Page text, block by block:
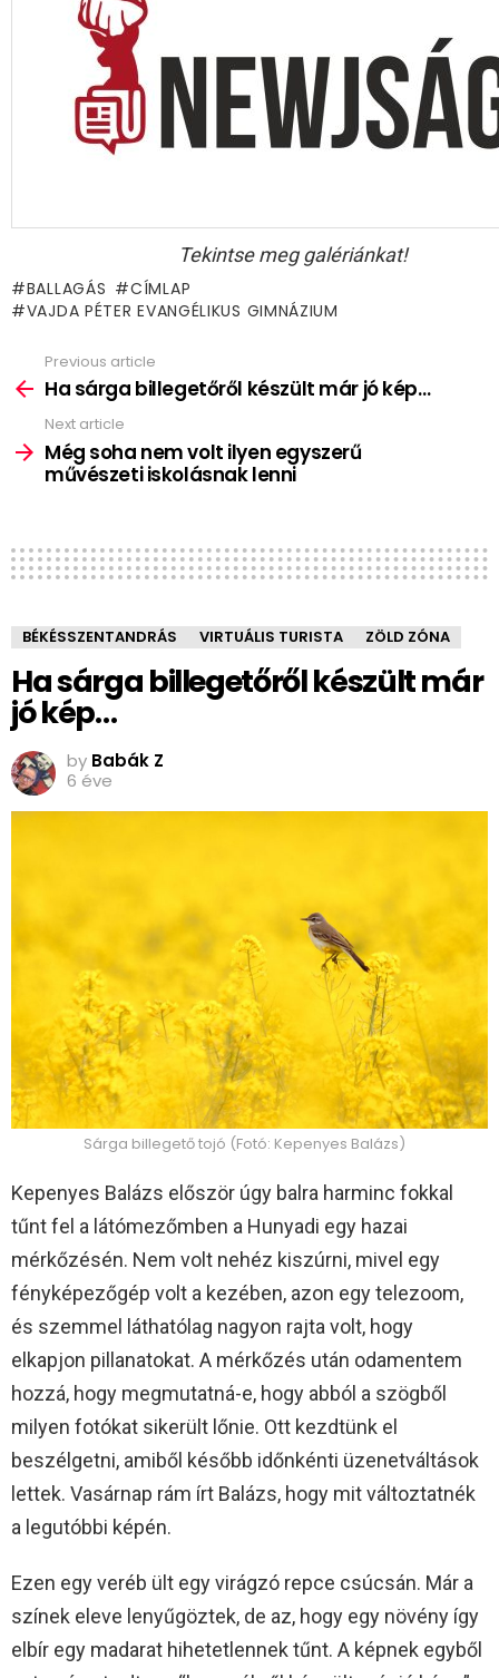
Tekintse meg galériánkat!
BALLAGÁS
CÍMLAP
VAJDA PÉTER EVANGÉLIKUS GIMNÁZIUM
more
Previous article
Ha sárga billegetőről készült már jó kép…
Next article
Még soha nem volt ilyen egyszerű
művészeti iskolásnak lenni
BÉKÉSSZENTANDRÁS VIRTUÁLIS TURISTA ZÖLD ZÓNA
Ha sárga billegetőről készült már
jó kép…
by Babák Z
6 éve
Sárga billegető tojó (Fotó: Kepenyes Balázs)
Kepenyes Balázs először úgy balra harminc fokkal
tűnt fel a látómezőmben a Hunyadi egy hazai
mérkőzésén. Nem volt nehéz kiszúrni, mivel egy
fényképezőgép volt a kezében, azon egy telezoom,
és szemmel láthatólag nagyon rajta volt, hogy
elkapjon pillanatokat. A mérkőzés után odamentem
hozzá, hogy megmutatná-e, hogy abból a szögből
milyen fotókat sikerült lőnie. Ott kezdtünk el
beszélgetni, amiből később időnkénti üzenetváltások
lettek. Vasárnap rám írt Balázs, hogy mit változtatnék
a legutóbbi képén.
Ezen egy veréb ült egy virágzó repce csúcsán. Már a
színek eleve lenyűgöztek, de az, hogy egy növény így
elbír egy madarat hihetetlennek tűnt. A képnek egyből